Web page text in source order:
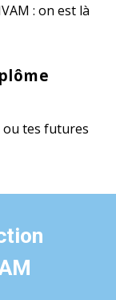
: on est là
ou tes futures